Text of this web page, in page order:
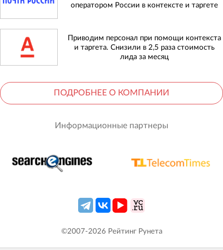
оператором России в контексте и таргете
Приводим персонал при помощи контекста
и таргета. Снизили в 2,5 раза стоимость
лида за месяц
ПОДРОБНЕЕ О КОМПАНИИ
Информационные партнеры
©2007-2026 Рейтинг Рунета